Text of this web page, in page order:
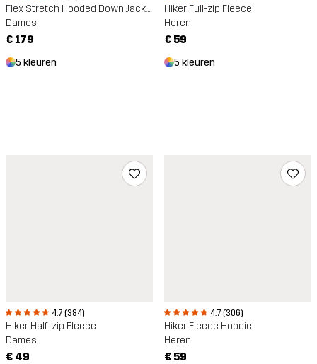
Flex Stretch Hooded Down Jacket
Dames
€ 179
5 kleuren
Hiker Full-zip Fleece
Heren
€ 59
5 kleuren
4.7 (384)
Hiker Half-zip Fleece
Dames
€ 49
4.7 (306)
Hiker Fleece Hoodie
Heren
€ 59